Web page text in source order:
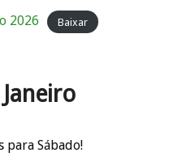
2026
Baixar
para Sábado!